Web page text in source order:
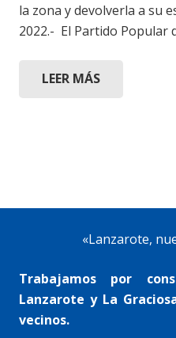
la zona y devolverla a su
2022.- El Partido Popular
LEER MÁS
«Lanzarote,
Trabajamos por
Lanzarote y La
vecinos.